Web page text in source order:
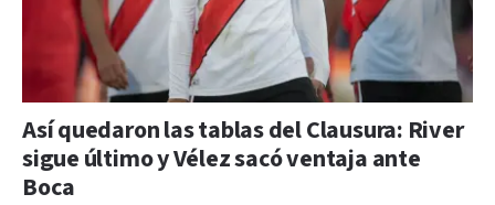
Así quedaron las tablas del Clausura: River
sigue último y Vélez sacó ventaja ante
Boca